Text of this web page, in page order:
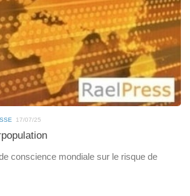
17/07/25
conscience mondiale sur le risque de